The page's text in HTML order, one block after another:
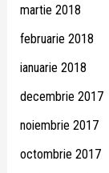
martie 2018
februarie 2018
ianuarie 2018
decembrie 2017
noiembrie 2017
octombrie 2017